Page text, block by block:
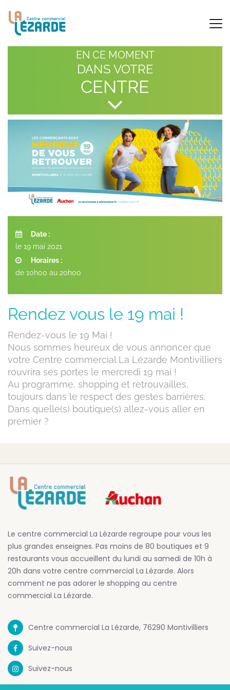
EN CE MOMENT
DANS VOTRE
CENTRE
Date :
le 19 mai 2021
Horaires :
de 10h00 au 20h00
Rendez vous le 19 mai !
Rendez-vous le 19 Mai !
Nous sommes heureux de vous annoncer que
votre Centre commercial La Lézarde Montivilliers
rouvrira ses portes le mercredi 19 mai !
Au programme, shopping et retrouvailles,
toujours dans le respect des gestes barrières.
Dans quelle(s) boutique(s) allez-vous aller en
premier ?
Le centre commercial La Lézarde regroupe pour vous les
plus grandes enseignes. Pas moins de 80 boutiques et 9
restaurants vous accueillent du lundi au samedi de 10h à
20h dans votre centre commercial La Lézarde. Alors
comment ne pas adorer le shopping au centre
commercial La Lézarde.
Centre commercial La Lézarde, 76290 Montivilliers
Suivez-nous
Suivez-nous